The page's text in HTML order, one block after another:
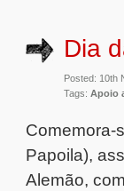
Dia
Posted: 10th
Tags: Apoio
Comemora-
Papoila),
Alemão,